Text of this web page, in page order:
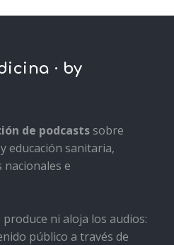
· by
de podcastssobre
educación sanitaria,
e
ni aloja los audios:
público a través de